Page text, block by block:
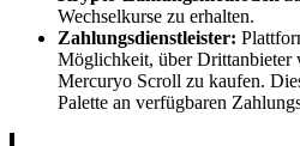
Wechselkurse zu erhalten.
Zahlungsdienstleister:
Möglichkeit, über Drittanbieter
Mercuryo Scroll zu kaufen.
Palette an verfügbaren